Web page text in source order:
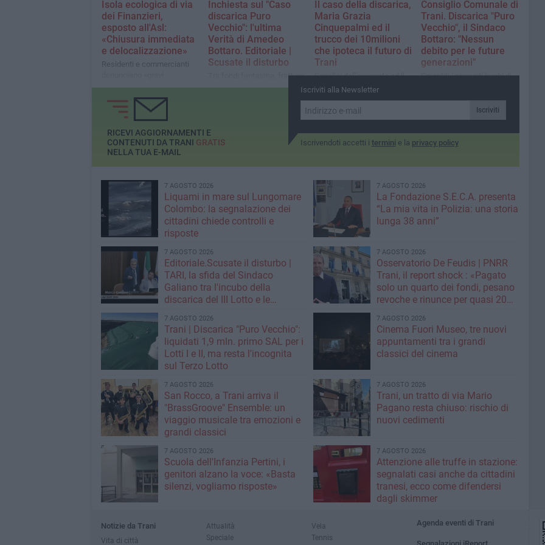
condivise"
Isola ecologica di via
dei Finanzieri,
esposto all'Asl:
«Chiusura immediata
e delocalizzazione»
Residenti e commercianti
condizioni igienico-
sanitarie», «esalazioni
costanti e aria irrespirabile»,
presenza di percolato,
infestazioni e rumori
Inchiesta sul "Caso
discarica Puro
Vecchio": l'ultima
Verità di Amedeo
Bottaro. Editoriale |
Scusate il disturbo
Tra fondi fantasma, fratture
strutturali e blindature
futuro
Il caso della discarica,
Maria Grazia
Cinquepalmi ed il
trucco dei 10milioni
che ipoteca il futuro di
Trani
L’analisi dell’avvocato ed il
"gioco delle tre carte" tra
occulto milionario
mascherato da convenzione
Consiglio Comunale di
Trani. Discarica "Puro
Vecchio", il Sindaco
Bottaro: "Nessun
debito per le future
generazioni"
Smentiti i presunti buchi di
attraverso fondi regionali e
la ricostituzione del fondo di
di euro
Iscriviti alla Newsletter
Iscriviti
Iscrivendoti accetti i termini e la privacy policy
RICEVI AGGIORNAMENTI E
CONTENUTI DA TRANI GRATIS
NELLA TUA E-MAIL
7 AGOSTO 2026
Liquami in mare sul Lungomare
Colombo: la segnalazione dei
cittadini chiede controlli e
risposte
7 AGOSTO 2026
La Fondazione S.E.C.A. presenta
“La mia vita in Polizia: una storia
lunga 38 anni”
7 AGOSTO 2026
Editoriale.Scusate il disturbo |
TARI, la sfida del Sindaco
Galiano tra l'incubo della
discarica del III Lotto e le
rifiuti
7 AGOSTO 2026
Osservatorio De Feudis | PNRR
Trani, il report shock : «Pagato
solo un quarto dei fondi, pesano
revoche e rinunce per quasi 20
7 AGOSTO 2026
Trani | Discarica "Puro Vecchio":
liquidati 1,9 mln. primo SAL per i
Lotti I e II, ma resta l'incognita
sul Terzo Lotto
7 AGOSTO 2026
Cinema Fuori Museo, tre nuovi
appuntamenti tra i grandi
classici del cinema
7 AGOSTO 2026
San Rocco, a Trani arriva il
"BrassGroove" Ensemble: un
viaggio musicale tra emozioni e
grandi classici
7 AGOSTO 2026
Trani, un tratto di via Mario
Pagano resta chiuso: rischio di
nuovi cedimenti
7 AGOSTO 2026
Scuola dell'Infanzia Pertini, i
genitori alzano la voce: «Basta
silenzi, vogliamo risposte»
7 AGOSTO 2026
Attenzione alle truffe in stazione:
segnalati casi anche da cittadini
tranesi, ecco come difendersi
dagli skimmer
Notizie da Trani
Vita di città
Attualità
Speciale
Vela
Tennis
Agenda eventi di Trani